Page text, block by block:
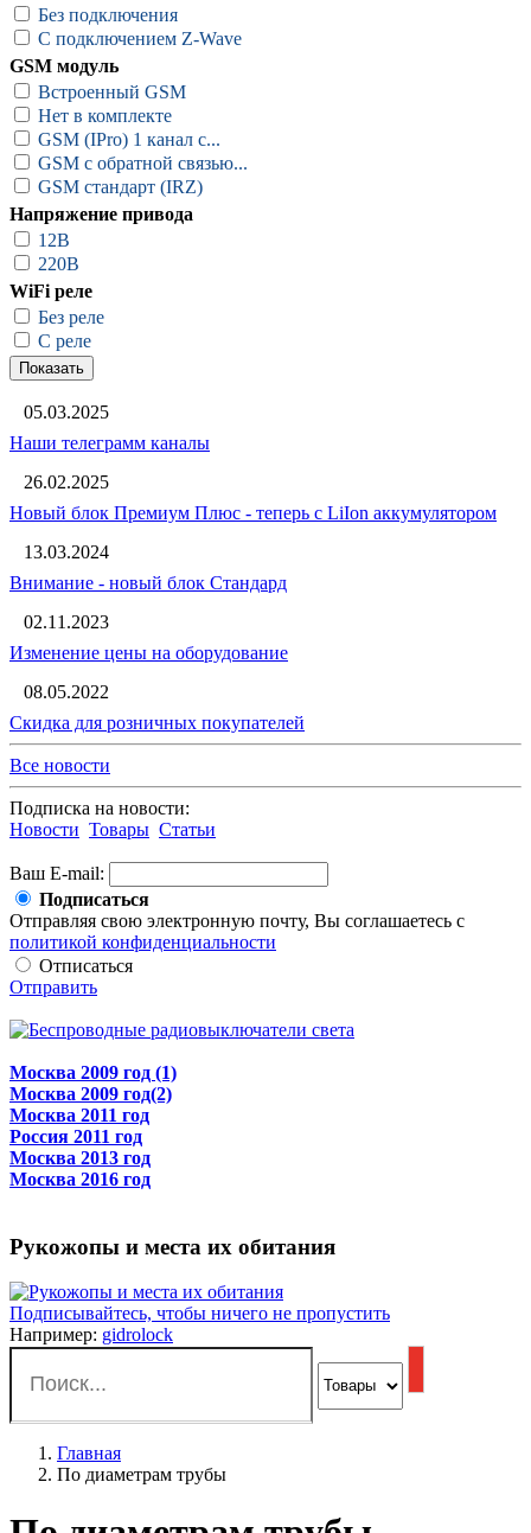
Без подключения
С подключением Z-Wave
GSM модуль
Встроенный GSM
Нет в комплекте
GSM (IPro) 1 канал с...
GSM с обратной связью...
GSM стандарт (IRZ)
Напряжение привода
12В
220В
WiFi реле
Без реле
С реле
05.03.2025
Наши телеграмм каналы
26.02.2025
Новый блок Премиум Плюс - теперь с LiIon аккумулятором
13.03.2024
Внимание - новый блок Стандард
02.11.2023
Изменение цены на оборудование
08.05.2022
Скидка для розничных покупателей
Все новости
Подписка на новости:
Новости Товары Статьи
Ваш E-mail:
Подписаться
Отправляя свою электронную почту, Вы соглашаетесь с
политикой конфиденциальности
Отписаться
Отправить
Москва 2009 год (1)
Москва 2009 год(2)
Москва 2011 год
Россия 2011 год
Москва 2013 год
Москва 2016 год
Рукожопы и места их обитания
Подписывайтесь, чтобы ничего не пропустить
Например: gidrolock
Главная
По диаметрам трубы